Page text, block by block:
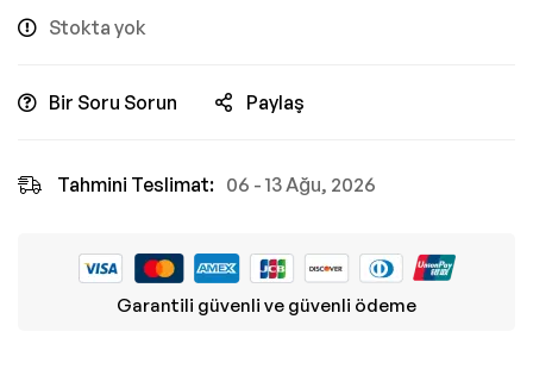
Stokta yok
Bir Soru Sorun Paylaş
Tahmini Teslimat: 06 - 13 Ağu, 2026
Garantili güvenli ve güvenli ödeme